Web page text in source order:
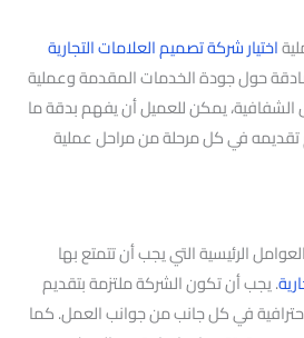
اختيار شركة تصميم العلامات التجارية
حول جودة الخدمات المقدمة وعملية
يمكن للعميل أن يفهم بدقة ما
تقديمه في كل مرحلة من مراحل عملية
الرئيسية التي يجب أن تتمتع بها
. يجب أن تكون الشركة ملتزمة بتقديم
في كل جانب من جوانب العمل. كما